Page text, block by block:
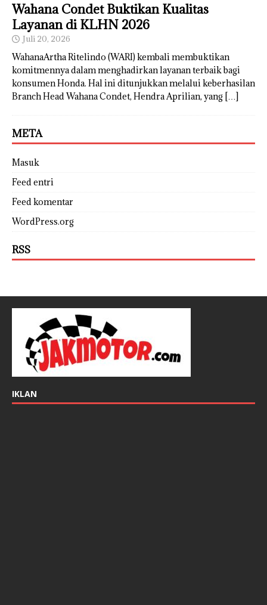
Wahana Condet Buktikan Kualitas
Layanan di KLHN 2026
Juli 20, 2026
WahanaArtha Ritelindo (WARI) kembali membuktikan
komitmennya dalam menghadirkan layanan terbaik bagi
konsumen Honda. Hal ini ditunjukkan melalui keberhasilan
Branch Head Wahana Condet, Hendra Aprilian, yang […]
META
Masuk
Feed entri
Feed komentar
WordPress.org
RSS
IKLAN